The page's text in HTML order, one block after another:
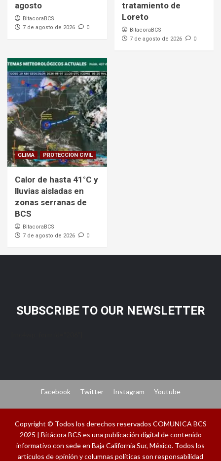
agosto
BitacoraBCS
7 de agosto de 2026
0
tratamiento de
Loreto
BitacoraBCS
7 de agosto de 2026
0
CLIMA PROTECCION CIVIL
Calor de hasta 41°C y
lluvias aisladas en
zonas serranas de
BCS
BitacoraBCS
7 de agosto de 2026
0
SUBSCRIBE TO OUR NEWSLETTER
Facebook Twitter Instagram Youtube
Copyright © Todos los derechos reservados COMUNICA BCS
2025 | Bitácora BCS es una publicación digital de contenido
informativo con sede en Baja California Sur, México. Todos los
artículos de opinión y columnas políticas son responsabilidad